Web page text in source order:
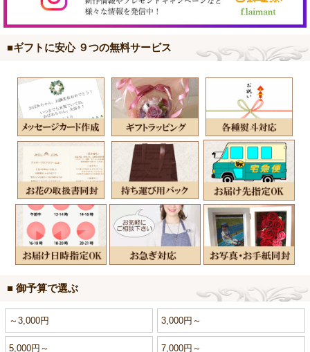
■ギフトに安心 ９つの無料サービス
■ 御予算で選ぶ
～3,000円 3,000円～
5,000円～ 7,000円～